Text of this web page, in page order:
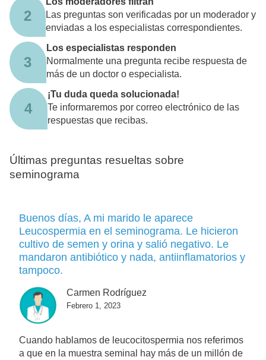
2
Las preguntas son verificadas por un moderador y
enviadas a los especialistas correspondientes.
3
Los especialistas responden
Normalmente una pregunta recibe respuesta de
más de un doctor o especialista.
4
¡Tu duda queda solucionada!
Te informaremos por correo electrónico de las
respuestas que recibas.
Últimas preguntas resueltas sobre
seminograma
Buenos días, A mi marido le aparece
Leucospermia en el seminograma. Le hicieron
cultivo de semen y orina y salió negativo. Le
mandaron antibiótico y nada, antiinflamatorios y
tampoco.
Carmen Rodríguez
Febrero 1, 2023
Cuando hablamos de leucocitospermia nos referimos
a que en la muestra seminal hay más de un millón de